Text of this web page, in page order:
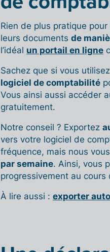
Rien de plus pratique
leurs documents de
l’idéal un portail en ligne
Sachez que si vous
logiciel de comptabilité
Vous ainsi aussi accéder
gratuitement.
Notre conseil ? Exportez
vers votre logiciel de
fréquence, mais nous
par semaine. Ainsi, vous
progressivement au cours
À lire aussi : exporter